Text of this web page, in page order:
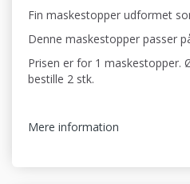
Fin maskestopper udformet
Denne maskestopper passer
Prisen er for 1 maskestopper.
bestille 2 stk.
Mere information